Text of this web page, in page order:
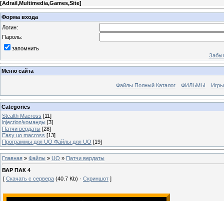
[Adrail,Multimedia,Games,Site]
Форма входа
Логин:
Пароль:
запомнить
Меню сайта
Файлы Полный Каталог ФИЛЬМЫ
Categories
Stealth Macross [11]
injection!команды [3]
Патчи вердаты [28]
Easy uo macross [13]
Программы для UO Файлы для UO [19]
Главная » Файлы » UO » Патчи вердаты
ВАР ПАК 4
[ Скачать с сервера (40.7 Kb) · Скриншот ]